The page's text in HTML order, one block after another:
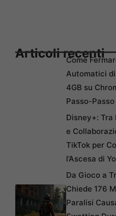
Articoli recenti
Come
Automatici
4GB su
Passo-Passo
Disney+:
e
TikTok per
l’Ascesa di
Da Gioco a
Chiede 176
Paralisi